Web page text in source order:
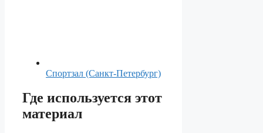
Спортзал (Санкт-Петербург)
Где используется этот
материал